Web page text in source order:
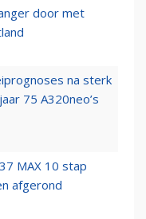
door met
na sterk
75 A320neo’s
MAX 10 stap
afgerond